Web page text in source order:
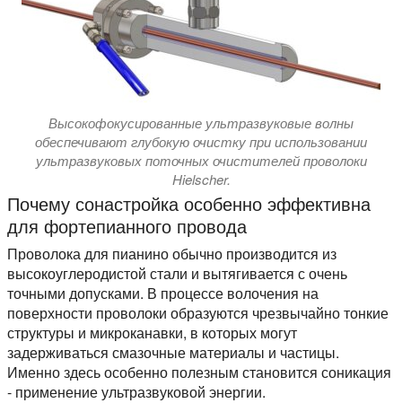
Высокофокусированные ультразвуковые волны
обеспечивают глубокую очистку при использовании
ультразвуковых поточных очистителей проволоки
Hielscher.
Почему сонастройка особенно эффективна
для фортепианного провода
Проволока для пианино обычно производится из
высокоуглеродистой стали и вытягивается с очень
точными допусками. В процессе волочения на
поверхности проволоки образуются чрезвычайно тонкие
структуры и микроканавки, в которых могут
задерживаться смазочные материалы и частицы.
Именно здесь особенно полезным становится соникация
- применение ультразвуковой энергии.